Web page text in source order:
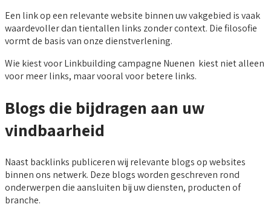
Een link op een relevante website binnen uw vakgebied is vaak
waardevoller dan tientallen links zonder context. Die filosofie
vormt de basis van onze dienstverlening.
Wie kiest voor Linkbuilding campagne Nuenen kiest niet alleen
voor meer links, maar vooral voor betere links.
Blogs die bijdragen aan uw
vindbaarheid
Naast backlinks publiceren wij relevante blogs op websites
binnen ons netwerk. Deze blogs worden geschreven rond
onderwerpen die aansluiten bij uw diensten, producten of
branche.